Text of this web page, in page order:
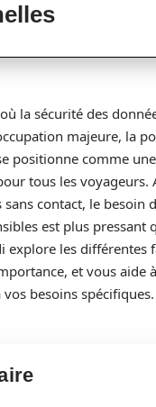
la sécurité des
majeure, la
positionne comme
tous les voyageurs.
contact, le besoin
est plus pressant
explore les différentes
et vous aide
besoins spécifiques.